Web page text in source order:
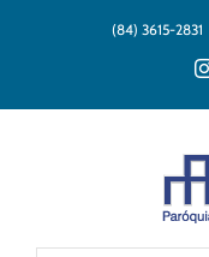
(84) 3615-2831